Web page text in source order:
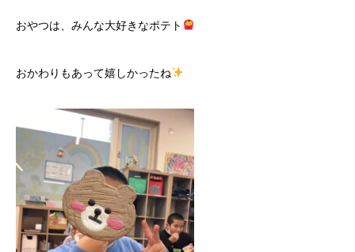
おやつは、みんな大好きなポテト
おかわりもあって嬉しかったね